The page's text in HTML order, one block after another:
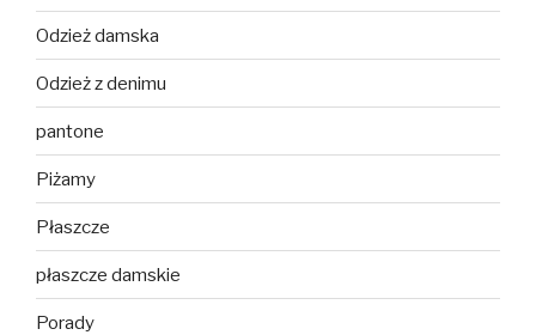
Odzież damska
Odzież z denimu
pantone
Piżamy
Płaszcze
płaszcze damskie
Porady